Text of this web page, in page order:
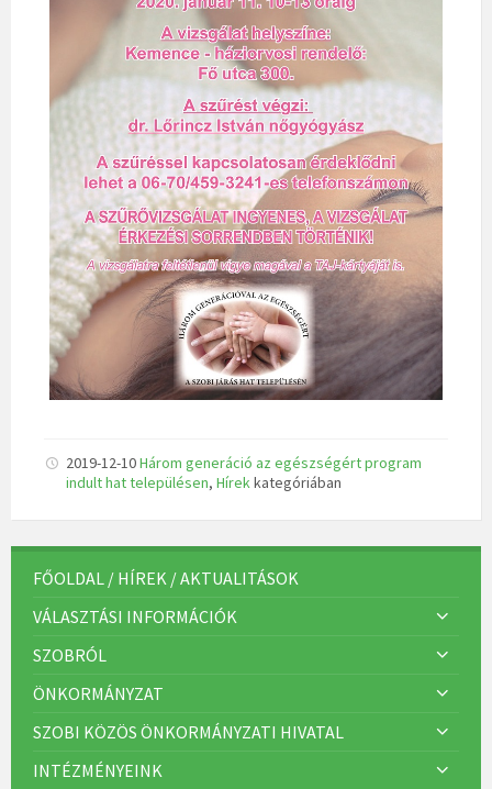
2019-12-10Három generáció az egészségért program
indult hat településen, Hírekkategóriában
FŐOLDAL / HÍREK / AKTUALITÁSOK
VÁLASZTÁSI INFORMÁCIÓK
SZOBRÓL
ÖNKORMÁNYZAT
SZOBI KÖZÖS ÖNKORMÁNYZATI HIVATAL
INTÉZMÉNYEINK